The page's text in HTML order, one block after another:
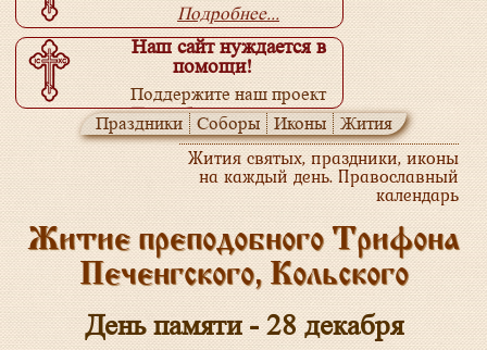
Подробнее...
Наш сайт нуждается в
помощи!
Поддержите наш проект
Подробнее...
Праздники Соборы Иконы Жития
Жития святых, праздники, иконы
на каждый день. Православный
календарь
Житие преподобного Трифона
Печенгского, Кольского
День памяти - 28 декабря